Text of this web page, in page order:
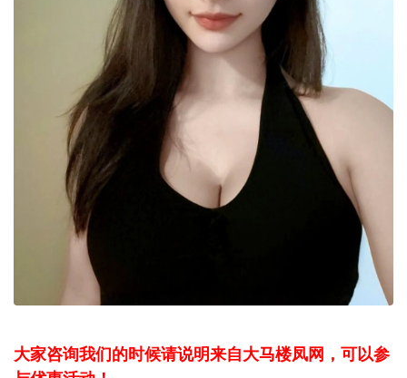
大家咨询我们的时候请说明来自大马楼凤网，可以参